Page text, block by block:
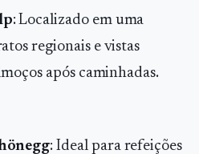
: Localizado em uma
regionais e vistas
após caminhadas.
: Ideal para refeições